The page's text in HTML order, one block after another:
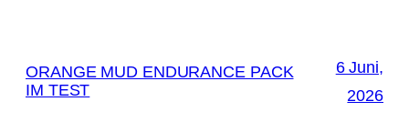
ORANGE MUD ENDURANCE PACK
IM TEST
6 Juni,
2026